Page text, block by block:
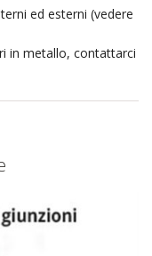
ed esterni (vedere
in metallo, contattarci